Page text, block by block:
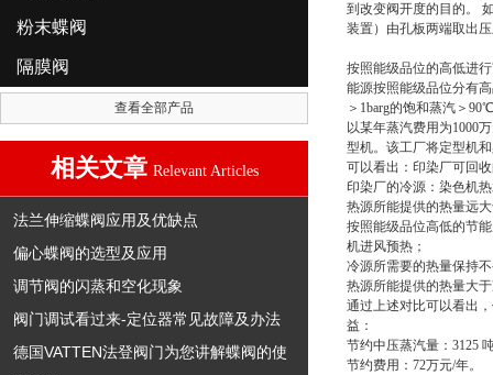
粉末蝶阀
隔膜阀
查看全部产品
相关文章 Relevant Articles
法兰伸缩蝶阀应用及优缺点
偏心蝶阀的选型及应用
调节阀的闪蒸和空化现象
阀门调试看过来-定位器常见故障及办法
德国VATTEN法登阀门为您讲解蝶阀的使
到改变阀开度的目的。
装置）由孔板两端取出
按照能级品位的高低进
能源按照能级品位分有
＞1barg的饱和蒸汽＞
以某年蒸汽费用为1000
型机。该工厂将定型机
可以看出：印染厂可回
印染厂的冷源：染色机
热源所能提供的热量远
按照能级品位高低的节
机进风预热；
冷源所需要的热量保持
热源所能提供的热量大
通过上述对比可以看出
益：
节约中压蒸汽量：3125
节约费用：72万元/年。